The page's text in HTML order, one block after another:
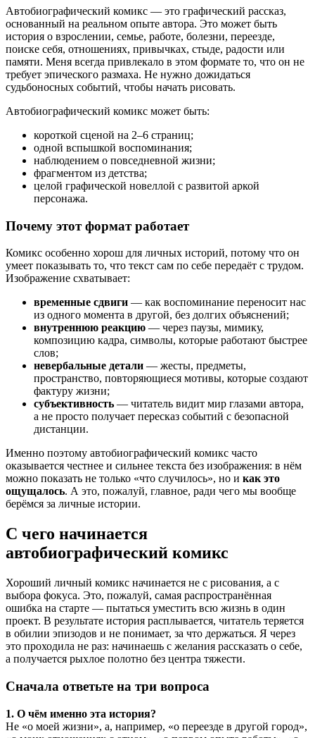
Автобиографический комикс — это графический рассказ,
основанный на реальном опыте автора. Это может быть
история о взрослении, семье, работе, болезни, переезде,
поиске себя, отношениях, привычках, стыде, радости или
памяти. Меня всегда привлекало в этом формате то, что он не
требует эпического размаха. Не нужно дожидаться
судьбоносных событий, чтобы начать рисовать.
Автобиографический комикс может быть:
короткой сценой на 2–6 страниц;
одной вспышкой воспоминания;
наблюдением о повседневной жизни;
фрагментом из детства;
целой графической новеллой с развитой аркой
персонажа.
Почему этот формат работает
Комикс особенно хорош для личных историй, потому что он
умеет показывать то, что текст сам по себе передаёт с трудом.
Изображение схватывает:
временные сдвиги — как воспоминание переносит нас
из одного момента в другой, без долгих объяснений;
внутреннюю реакцию — через паузы, мимику,
композицию кадра, символы, которые работают быстрее
слов;
невербальные детали — жесты, предметы,
пространство, повторяющиеся мотивы, которые создают
фактуру жизни;
субъективность — читатель видит мир глазами автора,
а не просто получает пересказ событий с безопасной
дистанции.
Именно поэтому автобиографический комикс часто
оказывается честнее и сильнее текста без изображения: в нём
можно показать не только «что случилось», но и как это
ощущалось. А это, пожалуй, главное, ради чего мы вообще
берёмся за личные истории.
С чего начинается
автобиографический комикс
Хороший личный комикс начинается не с рисования, а с
выбора фокуса. Это, пожалуй, самая распространённая
ошибка на старте — пытаться уместить всю жизнь в один
проект. В результате история расплывается, читатель теряется
в обилии эпизодов и не понимает, за что держаться. Я через
это проходила не раз: начинаешь с желания рассказать о себе,
а получается рыхлое полотно без центра тяжести.
Сначала ответьте на три вопроса
1. О чём именно эта история?
Не «о моей жизни», а, например, «о переезде в другой город»,